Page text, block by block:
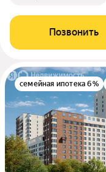
Позвонить
семейная ипотека 6%